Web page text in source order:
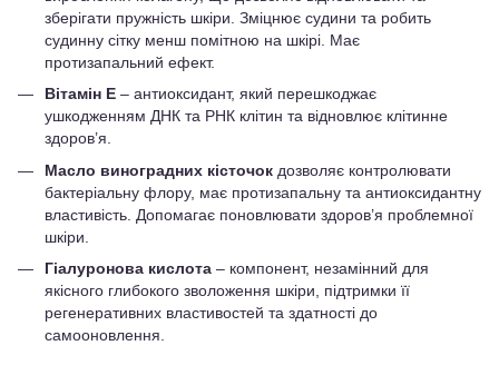
зберігати пружність шкіри. Зміцнює судини та робить
судинну сітку менш помітною на шкірі. Має
протизапальний ефект.
Вітамін Е – антиоксидант, який перешкоджає
ушкодженням ДНК та РНК клітин та відновлює клітинне
здоров’я.
Масло виноградних кісточок дозволяє контролювати
бактеріальну флору, має протизапальну та антиоксидантну
властивість. Допомагає поновлювати здоров’я проблемної
шкіри.
Гіалуронова кислота – компонент, незамінний для
якісного глибокого зволоження шкіри, підтримки її
регенеративних властивостей та здатності до
самооновлення.